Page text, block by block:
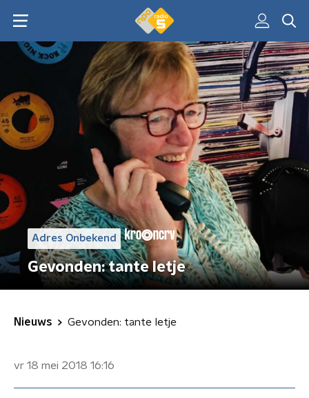
Adres Onbekend
Gevonden: tante Ietje
Nieuws Gevonden: tante Ietje
vr 18 mei 2018 16:16